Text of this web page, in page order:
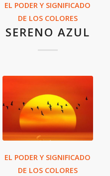
EL PODER Y SIGNIFICADO
DE LOS COLORES
SERENO AZUL
EL PODER Y SIGNIFICADO
DE LOS COLORES